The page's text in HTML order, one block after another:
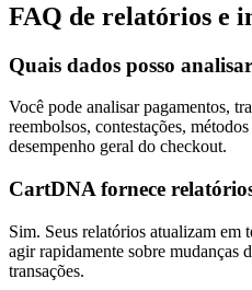
FAQ de relatórios e
Quais dados posso
Você pode analisar pagamentos,
reembolsos, contestações,
desempenho geral do checkout.
CartDNA fornece
Sim. Seus relatórios atualizam em
agir rapidamente sobre mudanças
transações.